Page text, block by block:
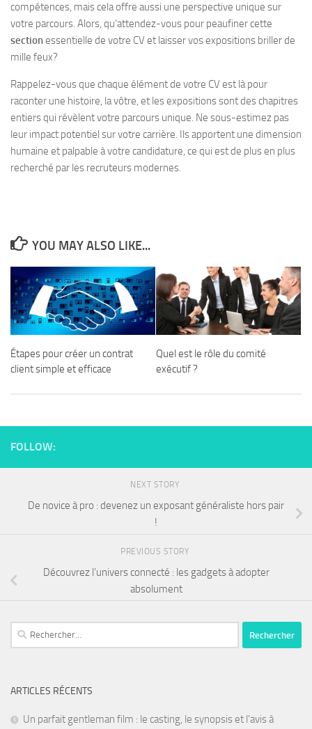
compétences, mais cela offre aussi une perspective unique sur
votre parcours. Alors, qu’attendez-vous pour peaufiner cette
sectionessentielle de votre CV et laisser vos expositions briller de
mille feux?
Rappelez-vous que chaque élément de votre CV est là pour
raconter une histoire, la vôtre, et les expositions sont des chapitres
entiers qui révèlent votre parcours unique. Ne sous-estimez pas
leur impact potentiel sur votre carrière. Ils apportent une dimension
humaine et palpable à votre candidature, ce qui est de plus en plus
recherché par les recruteurs modernes.
YOU MAY ALSO LIKE...
Étapes pour créer un contrat
client simple et efficace
Quel est le rôle du comité
exécutif ?
FOLLOW:
NEXT STORY
De novice à pro : devenez un exposant généraliste hors pair
!
PREVIOUS STORY
Découvrez l’univers connecté : les gadgets à adopter
absolument
ARTICLES RÉCENTS
Un parfait gentleman film : le casting, le synopsis et l’avis à